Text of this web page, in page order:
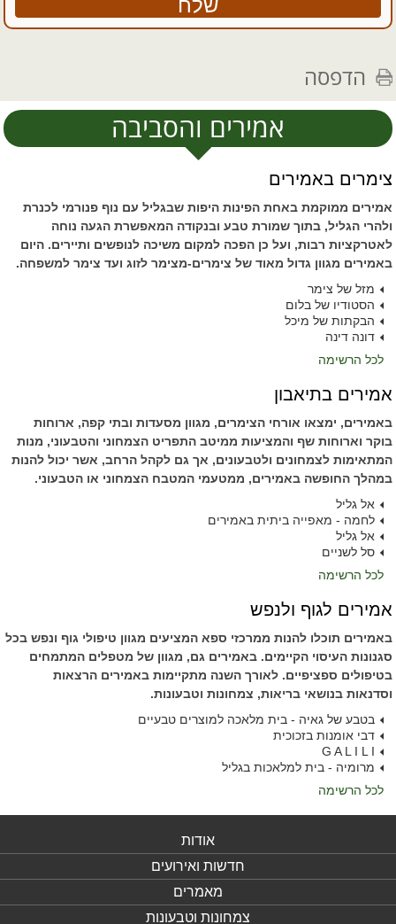
הדפסה
אמירים והסביבה
צימרים באמירים
אמירים ממוקמת באחת הפינות היפות שבגליל עם נוף פנורמי לכנרת
ולהרי הגליל, בתוך שמורת טבע ובנקודה המאפשרת הגעה נוחה
לאטרקציות רבות, ועל כן הפכה למקום משיכה לנופשים ותיירים. היום
באמירים מגוון גדול מאוד של צימרים-מצימר לזוג ועד צימר למשפחה.
מזל של צימר
הסטודיו של בלום
הבקתות של מיכל
דונה דינה
לכל הרשימה
אמירים בתיאבון
באמירים, ימצאו אורחי הצימרים, מגוון מסעדות ובתי קפה, ארוחות
בוקר וארוחות שף והמציעות ממיטב התפריט הצמחוני והטבעוני, מנות
המתאימות לצמחונים ולטבעונים, אך גם לקהל הרחב, אשר יכול להנות
במהלך החופשה באמירים, ממטעמי המטבח הצמחוני או הטבעוני.
אל גליל
לחמה - מאפייה ביתית באמירים
אל גליל
סל לשניים
לכל הרשימה
אמירים לגוף ולנפש
באמירים תוכלו להנות ממרכזי ספא המציעים מגוון טיפולי גוף ונפש בכל
סגנונות העיסוי הקיימים. באמירים גם, מגוון של מטפלים המתמחים
בטיפולים ספציפיים. לאורך השנה מתקיימות באמירים הרצאות
וסדנאות בנושאי בריאות, צמחונות וטבעונות.
בטבע של גאיה - בית מלאכה למוצרים טבעיים
דבי אומנות בזכוכית
G A L I L I
מרומיה - בית למלאכות בגליל
לכל הרשימה
אודות
חדשות ואירועים
מאמרים
צמחונות וטבעונות